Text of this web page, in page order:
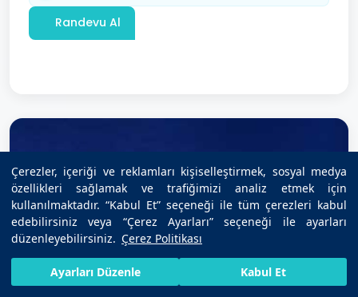
Çerezler, içeriği ve reklamları kişiselleştirmek, sosyal medya
özellikleri sağlamak ve trafiğimizi analiz etmek için
kullanılmaktadır. “Kabul Et” seçeneği ile tüm çerezleri kabul
edebilirsiniz veya “Çerez Ayarları” seçeneği ile ayarları
düzenleyebilirsiniz. Çerez Politikası
Ayarları Düzenle Kabul Et
Randevu Al
HIZLI RANDEVU AL BIZE ULAŞIN